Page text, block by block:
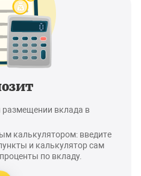
размещении вклада в
калькулятором: введите
и калькулятор сам
по вкладу.